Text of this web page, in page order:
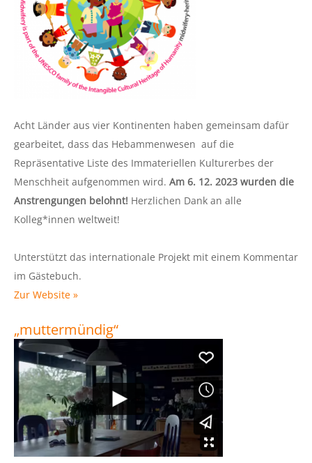
Acht Länder aus vier Kontinenten haben gemeinsam dafür
gearbeitet, dass das Hebammenwesen auf die
Repräsentative Liste des Immateriellen Kulturerbes der
Menschheit aufgenommen wird. Am 6. 12. 2023 wurden die
Anstrengungen belohnt! Herzlichen Dank an alle
Kolleg*innen weltweit!
Unterstützt das internationale Projekt mit einem Kommentar
im Gästebuch.
Zur Website »
„muttermündig“